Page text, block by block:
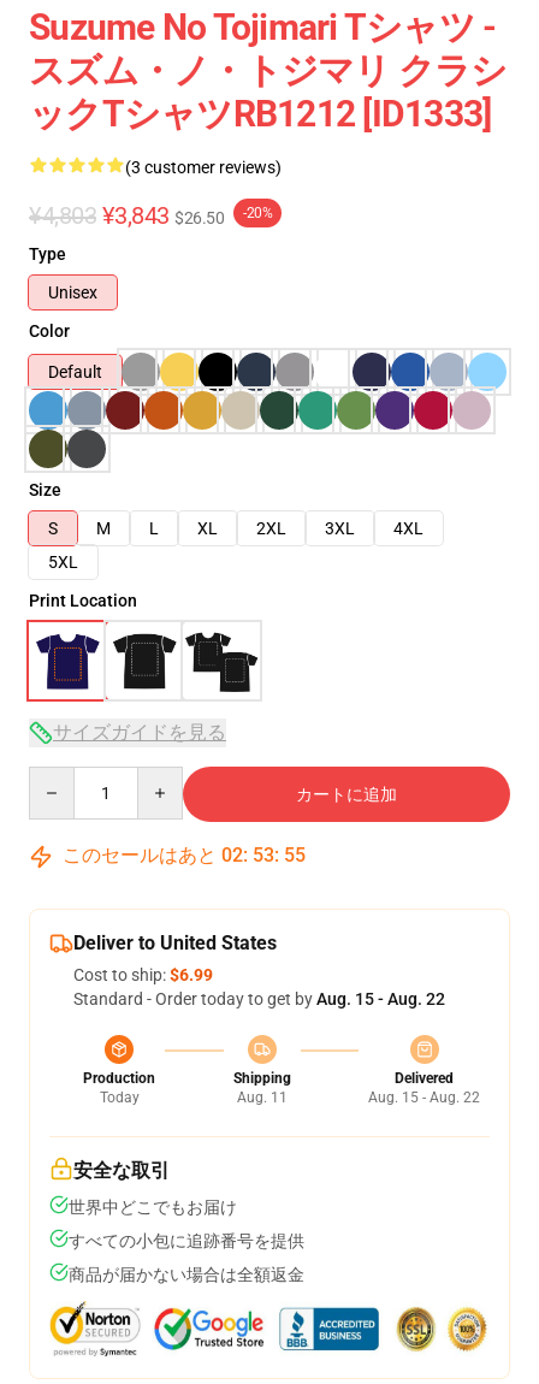
Suzume No Tojimari Tシャツ -
スズム・ノ・トジマリ クラシ
ックTシャツRB1212 [ID1333]
(3 customer reviews)
¥4,803 ¥3,843 $26.50 -20%
Type
Unisex
Color
Default
Size
S
M L XL 2XL 3XL
4XL
5XL
Print Location
サイズガイドを見る
カートに追加
このセールはあと 02: 53: 54
Deliver to United States
Cost to ship:$6.99
Standard - Order today to get byAug. 15 - Aug. 22
Production
Today
Shipping
Aug. 11
Delivered
Aug. 15 - Aug. 22
安全な取引
世界中どこでもお届け
すべての小包に追跡番号を提供
商品が届かない場合は全額返金